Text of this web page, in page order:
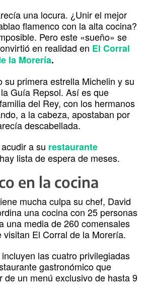
una locura. ¿Unir el mejor
flamenco con la alta cocina?
Pero este «sueño» se
en realidad en El Corral
la Morería.
su primera estrella Michelin y su
Guía Repsol. Así es que
del Rey, con los hermanos
a la cabeza, apostaban por
descabellada.
a su restaurante
hay lista de espera de meses.
en la cocina
mucha culpa su chef, David
una cocina con 25 personas
una media de 260 comensales
visitan El Corral de la Morería.
las cuatro privilegiadas
gastronómico que
de un menú exclusivo de hasta 9